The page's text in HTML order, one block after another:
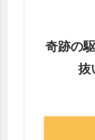
奇跡の
抜